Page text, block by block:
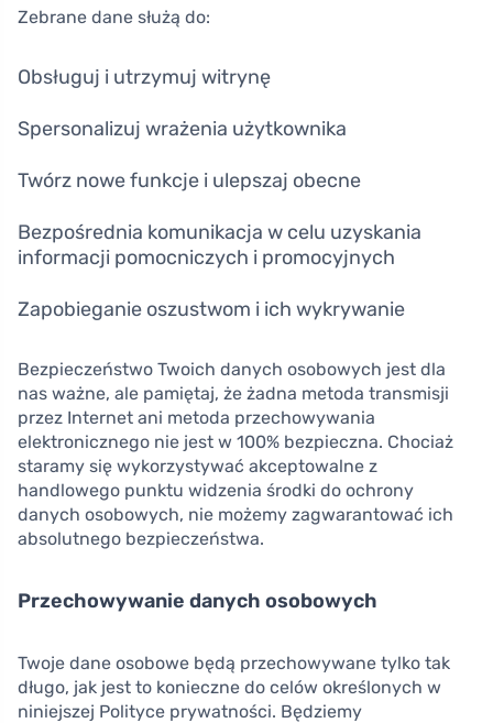
Zebrane dane służą do:
Obsługuj i utrzymuj witrynę
Spersonalizuj wrażenia użytkownika
Twórz nowe funkcje i ulepszaj obecne
Bezpośrednia komunikacja w celu uzyskania
informacji pomocniczych i promocyjnych
Zapobieganie oszustwom i ich wykrywanie
Bezpieczeństwo Twoich danych osobowych jest dla
nas ważne, ale pamiętaj, że żadna metoda transmisji
przez Internet ani metoda przechowywania
elektronicznego nie jest w 100% bezpieczna. Chociaż
staramy się wykorzystywać akceptowalne z
handlowego punktu widzenia środki do ochrony
danych osobowych, nie możemy zagwarantować ich
absolutnego bezpieczeństwa.
Przechowywanie danych osobowych
Twoje dane osobowe będą przechowywane tylko tak
długo, jak jest to konieczne do celów określonych w
niniejszej Polityce prywatności. Będziemy